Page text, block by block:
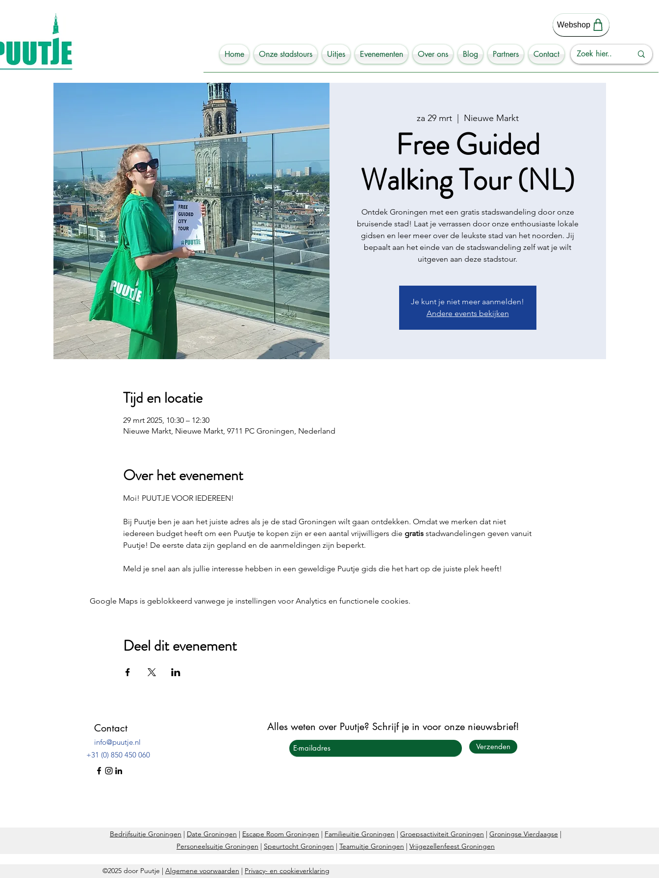
Webshop
Home Onze stadstours Uitjes Evenementen Over ons Blog Partners Contact
za 29 mrt
  |
Nieuwe Markt
Free Guided
Walking Tour (NL)
Ontdek Groningen met een gratis stadswandeling door onze
bruisende stad! Laat je verrassen door onze enthousiaste lokale
gidsen en leer meer over de leukste stad van het noorden. Jij
bepaalt aan het einde van de stadswandeling zelf wat je wilt
uitgeven aan deze stadstour.
Je kunt je niet meer aanmelden!
Andere events bekijken
Tijd en locatie
29 mrt 2025, 10:30 – 12:30
Nieuwe Markt, Nieuwe Markt, 9711 PC Groningen, Nederland
Over het evenement
Moi! PUUTJE VOOR IEDEREEN!
Bij Puutje ben je aan het juiste adres als je de stad Groningen wilt gaan ontdekken. Omdat we merken dat niet
iedereen budget heeft om een Puutje te kopen zijn er een aantal vrijwilligers die gratis stadwandelingen geven vanuit
Puutje! De eerste data zijn gepland en de aanmeldingen zijn beperkt.
Meld je snel aan als jullie interesse hebben in een geweldige Puutje gids die het hart op de juiste plek heeft!
Google Maps is geblokkeerd vanwege je instellingen voor Analytics en functionele cookies.
Deel dit evenement
Contact
info@puutje.nl
+31 (0) 850 450 060
Alles weten over Puutje? Schrijf je in voor onze nieuwsbrief!
Verzenden
Bedrijfsuitje Groningen | Date Groningen | Escape Room Groningen | Familieuitje Groningen | Groepsactiviteit Groningen | Groningse Vierdaagse |
Personeelsuitje Groningen | Speurtocht Groningen | Teamuitje Groningen | Vrijgezellenfeest Groningen
©2025 door Puutje | Algemene voorwaarden | Privacy- en cookieverklaring